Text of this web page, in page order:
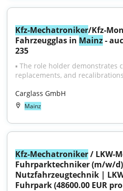
Kfz-Mechatroniker/Kfz-
Fahrzeugglas in Mainz -
235
▪ The role holder demonstrates
replacements, and
Carglass GmbH
Mainz
Kfz-Mechatroniker / LKW-
Fuhrparktechniker (m/w/d)
Nutzfahrzeugtechnik |
Fuhrpark (48600.00 EUR